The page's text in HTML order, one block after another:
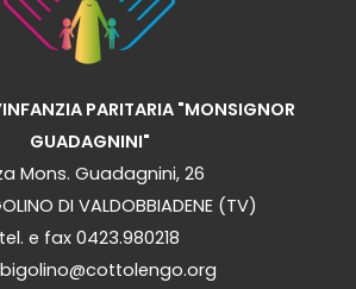
PARITARIA "MONSIGNOR
GUADAGNINI"
Mons. Guadagnini, 26
DI VALDOBBIADENE (TV)
tel. e fax 0423.980218